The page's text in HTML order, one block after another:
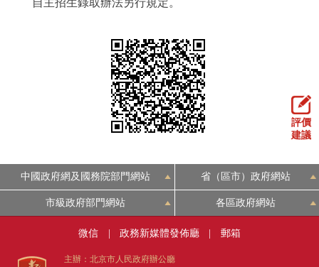
自主招生錄取辦法另行規定。
評價
建議
中國政府網及國務院部門網站 省（區市）政府網站
市級政府部門網站 各區政府網站
微信 政務新媒體發佈廳 郵箱
主辦：北京市人民政府辦公廳